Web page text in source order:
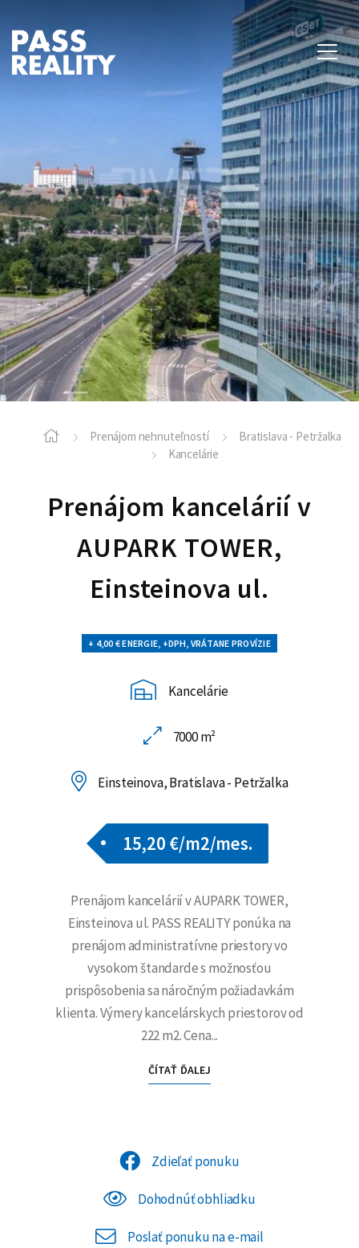
Prenájom nehnuteľností
Bratislava - Petržalka
Kancelárie
Prenájom kancelárií v
AUPARK TOWER,
Einsteinova ul.
+ 4,00 € ENERGIE, +DPH, VRÁTANE PROVÍZIE
Kancelárie
7000 m²
Einsteinova, Bratislava - Petržalka
15,20 €/m2/mes.
Prenájom kancelárií v AUPARK TOWER,
Einsteinova ul. PASS REALITY ponúka na
prenájom administratívne priestory vo
vysokom štandarde s možnosťou
prispôsobenia sa náročným požiadavkám
klienta. Výmery kancelárskych priestorov od
222 m2. Cena...
ČÍTAŤ ĎALEJ
Zdieľať ponuku
Dohodnúť obhliadku
Poslať ponuku na e-mail